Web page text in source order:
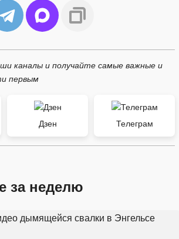
каналы и получайте самые важные и
первым
Дзен Телеграм
за неделю